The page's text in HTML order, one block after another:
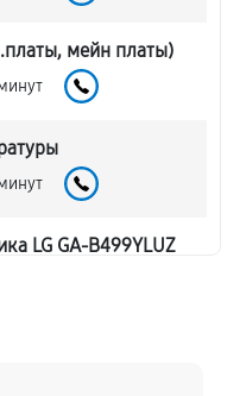
мейн платы)
LG GA-B499YLUZ